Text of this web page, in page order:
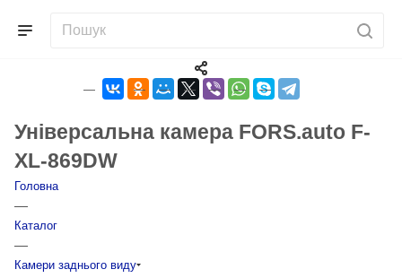
Універсальна камера FORS.auto F-
XL-869DW
Головна
—
Каталог
—
Камери заднього виду